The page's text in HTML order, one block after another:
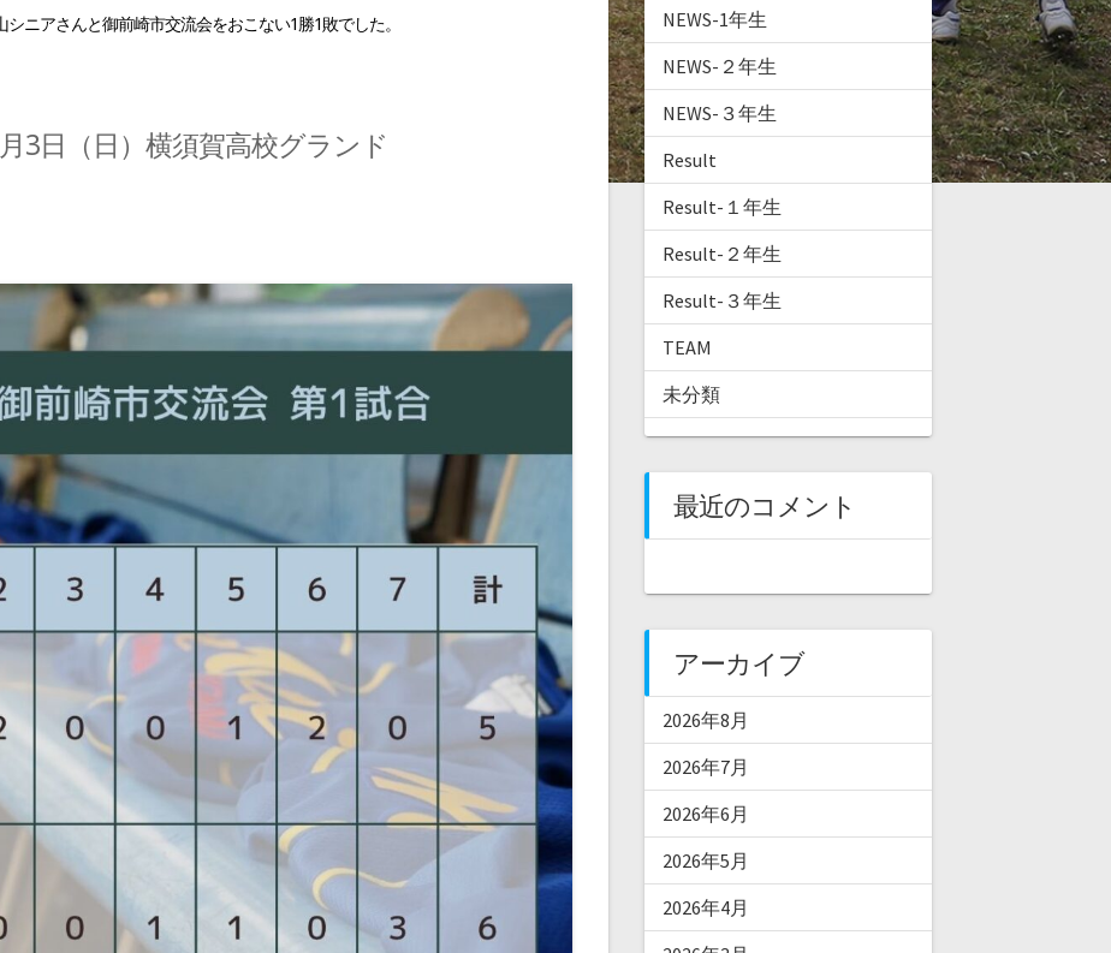
ニアさんと御前崎市交流会をおこない1勝1敗でした。
3日（日）横須賀高校グランド
NEWS-1年生
NEWS-２年生
NEWS-３年生
Result
Result-１年生
Result-２年生
Result-３年生
TEAM
未分類
最近のコメント
アーカイブ
2026年8月
2026年7月
2026年6月
2026年5月
2026年4月